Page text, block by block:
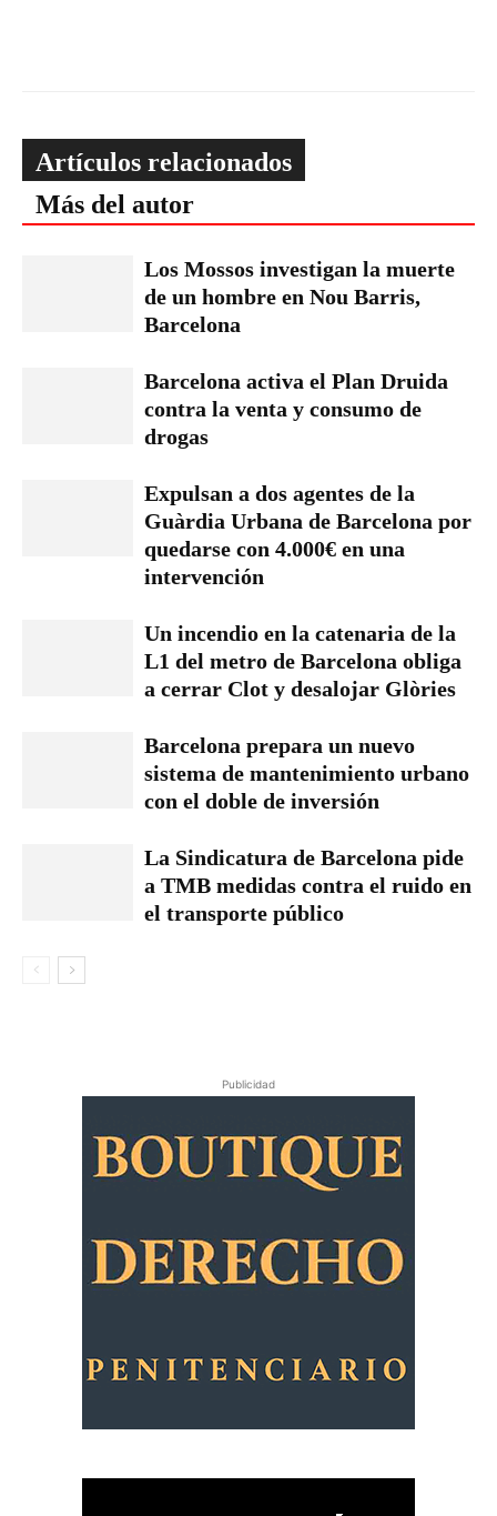
Artículos relacionados
Más del autor
Los Mossos investigan la muerte
de un hombre en Nou Barris,
Barcelona
Barcelona activa el Plan Druida
contra la venta y consumo de
drogas
Expulsan a dos agentes de la
Guàrdia Urbana de Barcelona por
quedarse con 4.000€ en una
intervención
Un incendio en la catenaria de la
L1 del metro de Barcelona obliga
a cerrar Clot y desalojar Glòries
Barcelona prepara un nuevo
sistema de mantenimiento urbano
con el doble de inversión
La Sindicatura de Barcelona pide
a TMB medidas contra el ruido en
el transporte público
Publicidad